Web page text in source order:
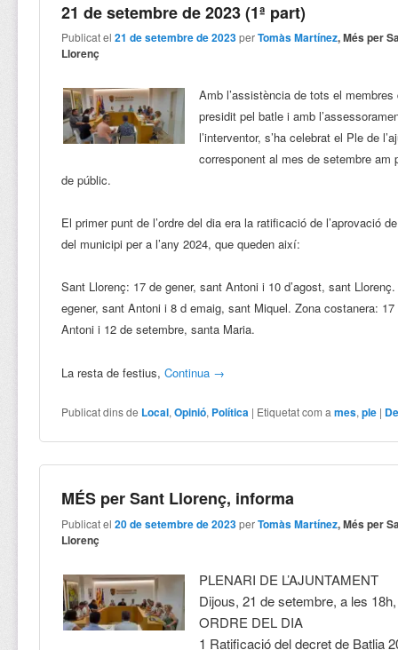
21 de setembre de 2023 (1ª part)
Publicat el21 de setembre de 2023 perTomàs Martínez, Més per
Llorenç
Amb l’assistència de tots el
presidit pel batle i amb
l’interventor, s’ha celebrat el Ple de
corresponent al mes de setembre am
de públic.
El primer punt de l’ordre del dia era la ratificació de l’aprovació
del municipi per a l’any 2024, que queden així:
Sant Llorenç: 17 de gener, sant Antoni i 10 d’agost, sant
egener, sant Antoni i 8 d emaig, sant Miquel. Zona costanera:
Antoni i 12 de setembre, santa Maria.
La resta de festius,Continua →
Publicat dins de Local,Opinió, Política | Etiquetat com a mes,ple |
MÉS per Sant Llorenç, informa
Publicat el20 de setembre de 2023 perTomàs Martínez, Més per
Llorenç
PLENARI DE L’AJUNTAMENT
Dijous, 21 de setembre, a les
ORDRE DEL DIA
1 Ratificació del decret de Batlia